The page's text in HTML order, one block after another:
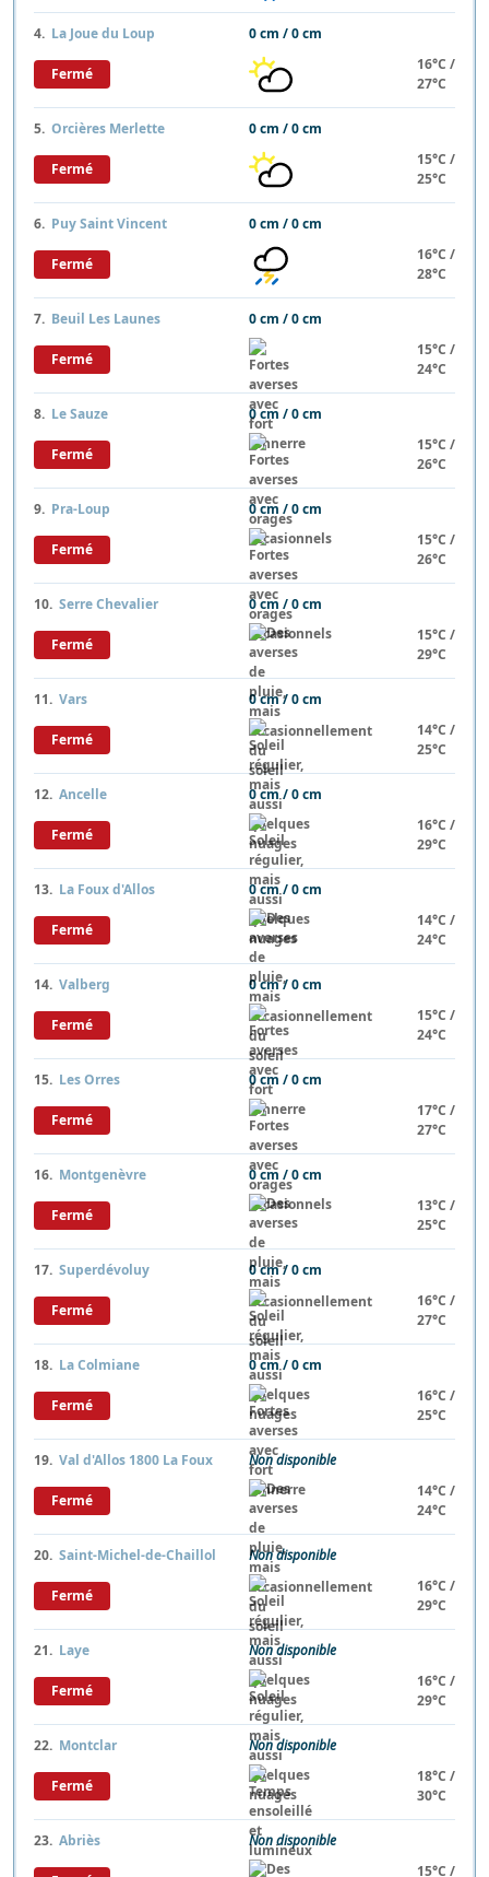
4. La Joue du Loup 0 cm / 0 cm
Fermé
16°C /
27°C
5. Orcières Merlette 0 cm / 0 cm
Fermé
15°C /
25°C
6. Puy Saint Vincent 0 cm / 0 cm
Fermé
16°C /
28°C
7. Beuil Les Launes 0 cm / 0 cm
Fermé
15°C /
24°C
8. Le Sauze 0 cm / 0 cm
Fermé
15°C /
26°C
9. Pra-Loup 0 cm / 0 cm
Fermé
15°C /
26°C
10. Serre Chevalier 0 cm / 0 cm
Fermé
15°C /
29°C
11. Vars 0 cm / 0 cm
Fermé
14°C /
25°C
12. Ancelle 0 cm / 0 cm
Fermé
16°C /
29°C
13. La Foux d'Allos 0 cm / 0 cm
Fermé
14°C /
24°C
14. Valberg 0 cm / 0 cm
Fermé
15°C /
24°C
15. Les Orres 0 cm / 0 cm
Fermé
17°C /
27°C
16. Montgenèvre 0 cm / 0 cm
Fermé
13°C /
25°C
17. Superdévoluy 0 cm / 0 cm
Fermé
16°C /
27°C
18. La Colmiane 0 cm / 0 cm
Fermé
16°C /
25°C
19. Val d'Allos 1800 La Foux Non disponible
Fermé
14°C /
24°C
20. Saint-Michel-de-Chaillol Non disponible
Fermé
16°C /
29°C
21. Laye Non disponible
Fermé
16°C /
29°C
22. Montclar Non disponible
Fermé
18°C /
30°C
23. Abriès Non disponible
15°C /